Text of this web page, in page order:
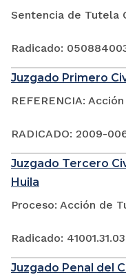
Sentencia de Tutela
Radicado:
Juzgado Primero
REFERENCIA:
RADICADO: 2009-
Juzgado Tercero
Huila
Proceso: Acción de
Radicado:
Juzgado Penal del